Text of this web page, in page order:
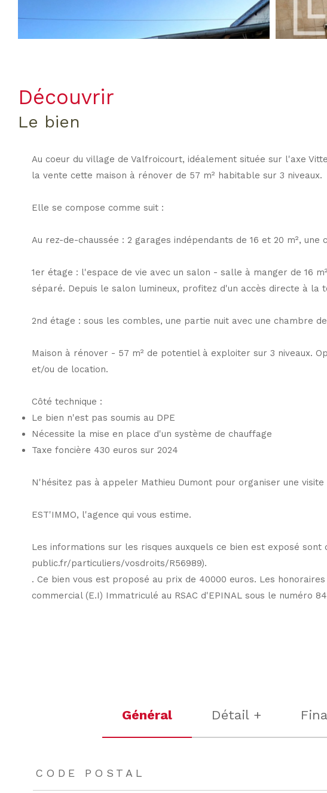
découvrir
le bien
Au coeur du village de Valfroicourt, idéalement située sur l'axe
la vente cette maison à rénover de 57 m² habitable sur 3 niveaux.
Elle se compose comme suit :
Au rez-de-chaussée : 2 garages indépendants de 16 et 20 m²,
1er étage : l'espace de vie avec un salon - salle à manger de 16
séparé. Depuis le salon lumineux, profitez d'un accès directe à la
2nd étage : sous les combles, une partie nuit avec une chambre
Maison à rénover - 57 m² de potentiel à exploiter sur 3 niveaux.
et/ou de location.
Côté technique :
Le bien n'est pas soumis au DPE
Nécessite la mise en place d'un système de chauffage
Taxe foncière 430 euros sur 2024
N'hésitez pas à appeler Mathieu Dumont pour organiser une
EST'IMMO, l'agence qui vous estime.
Les informations sur les risques auxquels ce bien est exposé
public.fr/particuliers/vosdroits/R56989).
. Ce bien vous est proposé au prix de 40000 euros. Les
commercial (E.I) Immatriculé au RSAC d'EPINAL sous le numéro
Général Détail +
TRAD_ZEPHYR_Caracteristique
CODE POSTAL